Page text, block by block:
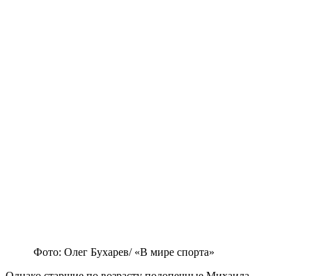
Фото: Олег Бухарев/ «В мире спорта»